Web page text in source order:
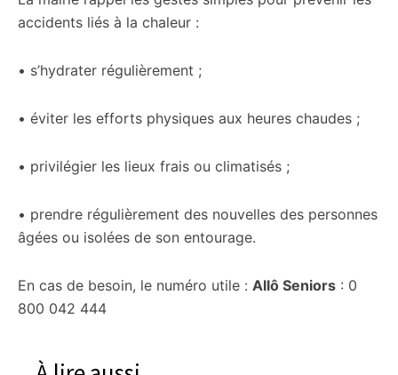
accidents liés à la chaleur :
• s’hydrater régulièrement ;
• éviter les efforts physiques aux heures chaudes ;
• privilégier les lieux frais ou climatisés ;
• prendre régulièrement des nouvelles des personnes
âgées ou isolées de son entourage.
En cas de besoin, le numéro utile : Allô Seniors : 0
800 042 444